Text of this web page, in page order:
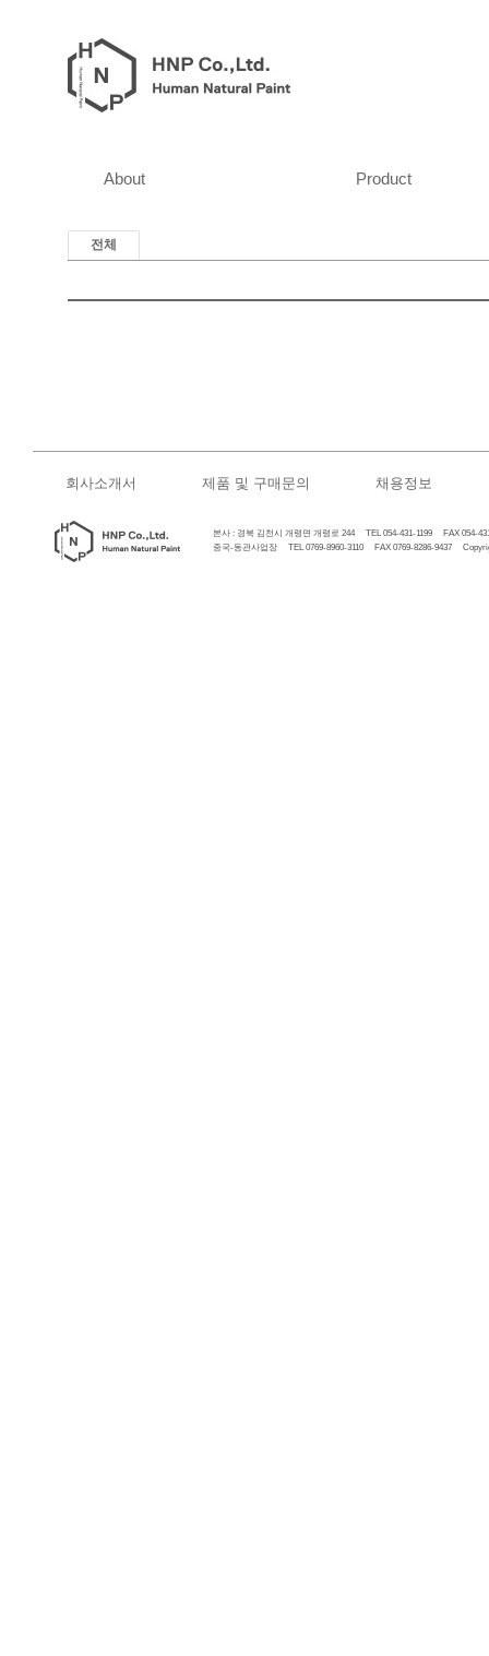
About Product
전체
회사소개서 제품 및 구매문의 채용정보
본사 : 경북 김천시 개령면 개령로 244 TEL 054-431-1199 FAX 054-
중국-동관사업장 TEL 0769-8960-3110 FAX 0769-8286-9437